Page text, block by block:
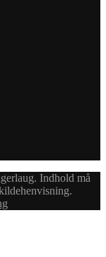
Indhold må